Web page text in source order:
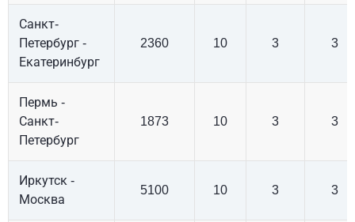
Санкт-
Петербург -
Екатеринбург
2360 10 3 3
Пермь -
Санкт-
Петербург
1873 10 3 3
Иркутск -
Москва
5100 10 3 3